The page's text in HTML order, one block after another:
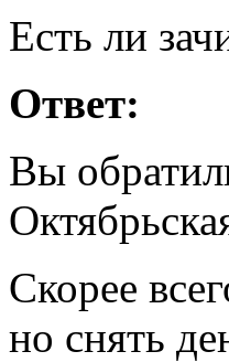
Есть ли
Ответ:
Вы
Скорее
но снять